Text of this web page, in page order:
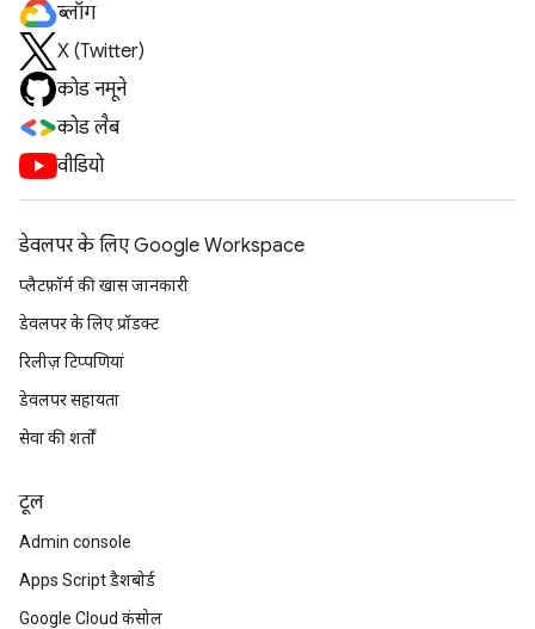
ब्लॉग
X (Twitter)
कोड नमूने
कोड लैब
वीडियो
डेवलपर के लिए Google Workspace
प्लैटफ़ॉर्म की खास जानकारी
डेवलपर के लिए प्रॉडक्ट
रिलीज़ टिप्पणियां
डेवलपर सहायता
सेवा की शर्तों
टूल
Admin console
Apps Script डैशबोर्ड
Google Cloud कंसोल